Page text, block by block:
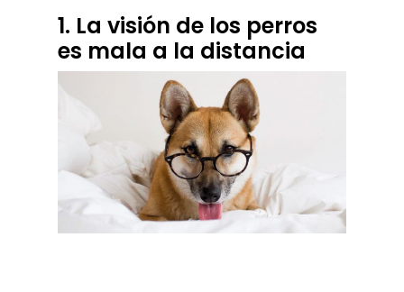
1. La visión de los perros
es mala a la distancia